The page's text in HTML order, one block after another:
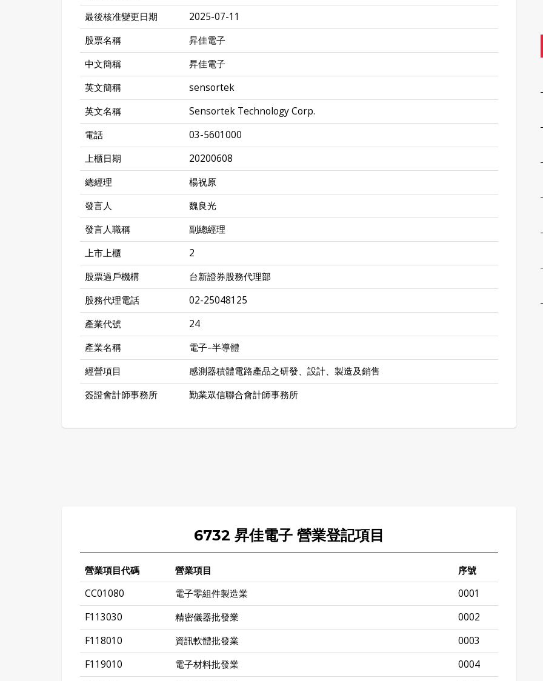
最後核准變更日期
2025-07-11
股票名稱
昇佳電子
中文簡稱
昇佳電子
英文簡稱
sensortek
英文名稱
Sensortek Technology Corp.
電話
03-5601000
上櫃日期
20200608
總經理
楊祝原
發言人
魏良光
發言人職稱
副總經理
上市上櫃
2
股票過戶機構
台新證券股務代理部
股務代理電話
02-25048125
產業代號
24
產業名稱
電子–半導體
經營項目
感測器積體電路產品之研發、設計、製造及銷售
簽證會計師事務所
勤業眾信聯合會計師事務所
6732 昇佳電子 營業登記項目
營業項目代碼 營業項目 序號
CC01080 電子零組件製造業
0001
F113030
精密儀器批發業
0002
F118010
資訊軟體批發業
0003
F119010
電子材料批發業
0004